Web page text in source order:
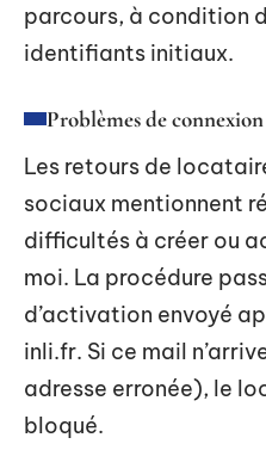
parcours, à condition
identifiants initiaux.
Problèmes de
Les retours de
sociaux mentionnent
difficultés à créer ou
moi. La procédure
d’activation envoyé
inli.fr. Si ce mail
adresse erronée), le
bloqué.